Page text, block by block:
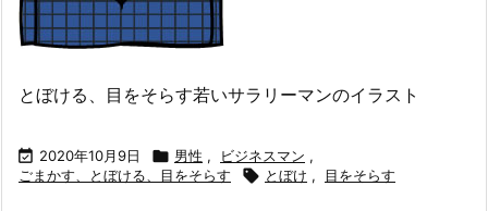
とぼける、目をそらす若いサラリーマンのイラスト
 2020年10月9日  男性 , ビジネスマン ,
ごまかす、とぼける、目をそらす
 とぼけ , 目をそらす